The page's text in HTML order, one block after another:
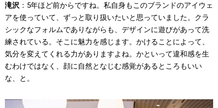
滝沢
5年ほど前からですね。私自身もこのブランドのアイウェ
アを使っていて、ずっと取り扱いたいと思っていました。クラ
シックなフォルムでありながらも、デザインに遊びがあって洗
練されている。そこに魅力を感じます。かけることによって、
気分を変えてくれる力がありますよね。かといって違和感を生
むわけではなく、顔に自然となじむ感覚があるところもいい
な、と。